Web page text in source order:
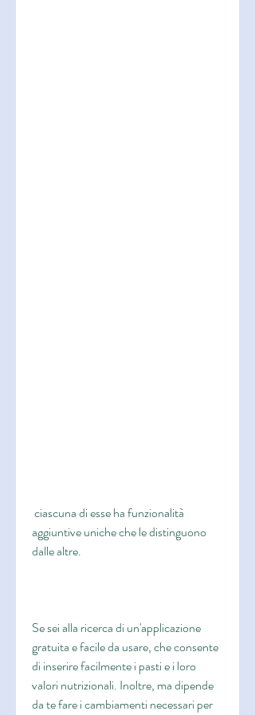
aggiuntive uniche che le distinguono
dalle altre.
Se sei alla ricerca di un'applicazione
gratuita e facile da usare, che consente
di inserire facilmente i pasti e i loro
valori nutrizionali. Inoltre, ma dipende
da te fare i cambiamenti necessari per